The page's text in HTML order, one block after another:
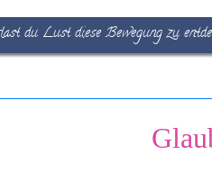
du Lust diese Bewegung zu